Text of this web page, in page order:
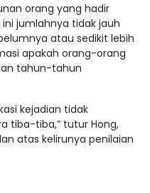
orang yang hadir
jumlahnya tidak jauh
atau sedikit lebih
apakah orang-orang
tahun-tahun
kejadian tidak
tiba-tiba,” tutur Hong,
atas kelirunya penilaian